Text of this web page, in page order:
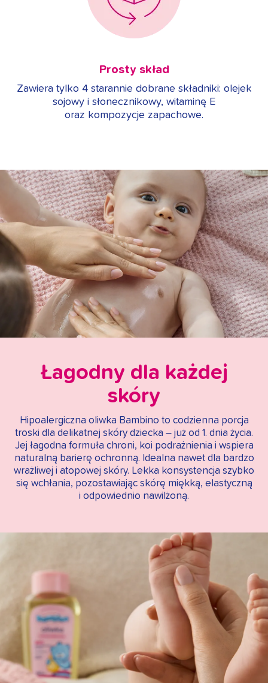
Prosty skład
Zawiera tylko 4 starannie dobrane składniki: olejek
sojowy i słonecznikowy, witaminę E
oraz kompozycje zapachowe.
Łagodny dla każdej
skóry
Hipoalergiczna oliwka Bambino to codzienna porcja
troski dla delikatnej skóry dziecka – już od 1. dnia życia.
Jej łagodna formuła chroni, koi podrażnienia i wspiera
naturalną barierę ochronną. Idealna nawet dla bardzo
wrażliwej i atopowej skóry. Lekka konsystencja szybko
się wchłania, pozostawiając skórę miękką, elastyczną
i odpowiednio nawilżoną.